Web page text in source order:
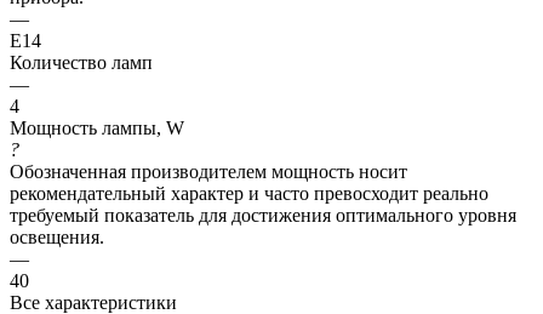
—
E14
Количество ламп
—
4
Мощность лампы, W
?
Обозначенная производителем мощность носит
рекомендательный характер и часто превосходит реально
требуемый показатель для достижения оптимального уровня
освещения.
—
40
Все характеристики